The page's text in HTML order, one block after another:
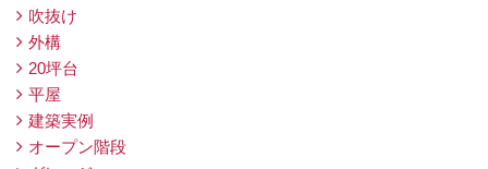
吹抜け
外構
20坪台
平屋
建築実例
オープン階段